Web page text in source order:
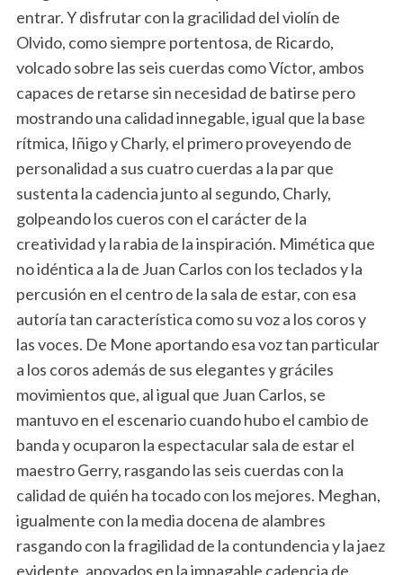
entrar. Y disfrutar con la gracilidad del violín de
Olvido, como siempre portentosa, de Ricardo,
volcado sobre las seis cuerdas como Víctor, ambos
capaces de retarse sin necesidad de batirse pero
mostrando una calidad innegable, igual que la base
rítmica, Iñigo y Charly, el primero proveyendo de
personalidad a sus cuatro cuerdas a la par que
sustenta la cadencia junto al segundo, Charly,
golpeando los cueros con el carácter de la
creatividad y la rabia de la inspiración. Mimética que
no idéntica a la de Juan Carlos con los teclados y la
percusión en el centro de la sala de estar, con esa
autoría tan característica como su voz a los coros y
las voces. De Mone aportando esa voz tan particular
a los coros además de sus elegantes y gráciles
movimientos que, al igual que Juan Carlos, se
mantuvo en el escenario cuando hubo el cambio de
banda y ocuparon la espectacular sala de estar el
maestro Gerry, rasgando las seis cuerdas con la
calidad de quién ha tocado con los mejores. Meghan,
igualmente con la media docena de alambres
rasgando con la fragilidad de la contundencia y la jaez
evidente, apoyados en la impagable cadencia de